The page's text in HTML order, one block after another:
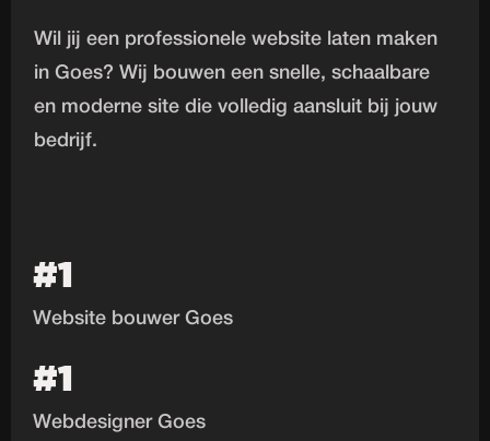
Wil jij een professionele website laten maken
in Goes? Wij bouwen een snelle, schaalbare
en moderne site die volledig aansluit bij jouw
bedrijf.
#1
Website bouwer Goes
#1
Webdesigner Goes